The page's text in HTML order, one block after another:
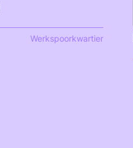
Werkspoorkwartier